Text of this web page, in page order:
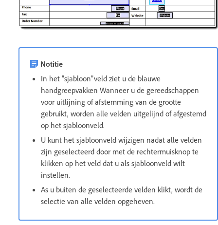
Notitie
In het "sjabloon"veld ziet u de blauwe
handgreepvakken Wanneer u de gereedschappen
voor uitlijning of afstemming van de grootte
gebruikt, worden alle velden uitgelijnd of afgestemd
op het sjabloonveld.
U kunt het sjabloonveld wijzigen nadat alle velden
zijn geselecteerd door met de rechtermuisknop te
klikken op het veld dat u als sjabloonveld wilt
instellen.
As u buiten de geselecteerde velden klikt, wordt de
selectie van alle velden opgeheven.